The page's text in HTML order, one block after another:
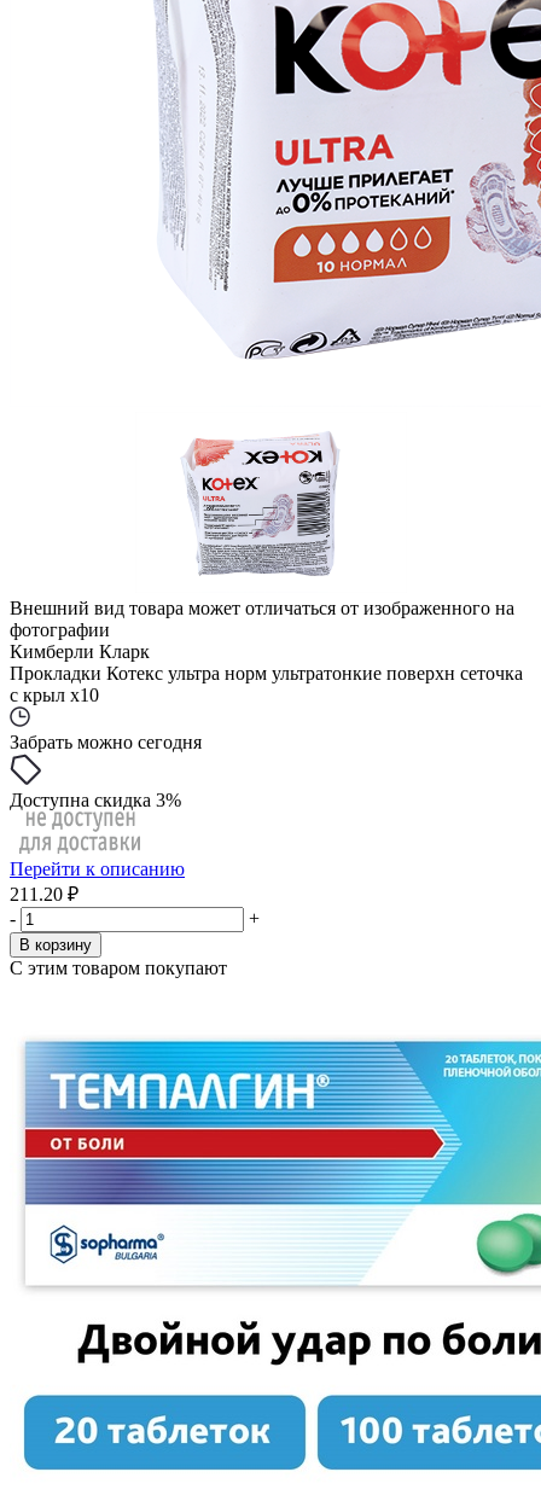
Внешний вид товара может отличаться от изображенного на
фотографии
Кимберли Кларк
Прокладки Котекс ультра норм ультратонкие поверхн сеточка
с крыл x10
Забрать можно сегодня
Доступна скидка 3%
Перейти к описанию
211.20 ₽
-
+
В корзину
С этим товаром покупают